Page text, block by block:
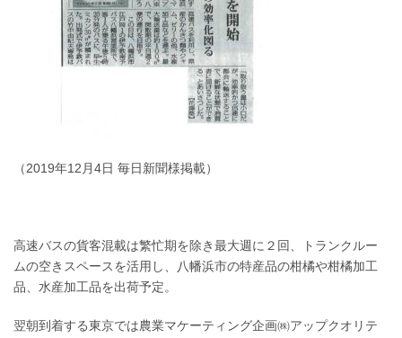
（2019年12月4日 毎日新聞様掲載）
高速バスの貨客混載は繁忙期を除き最大週に２回、トランクルー
ムの空きスペースを活用し、八幡浜市の特産品の柑橘や柑橘加工
品、水産加工品を出荷予定。
翌朝到着する東京では農業マケーティング企画㈱アップクオリテ